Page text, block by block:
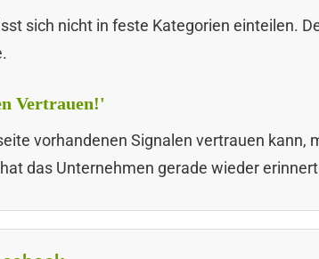
sich nicht in feste Kategorien einteilen.
Vertrauen!'
vorhandenen Signalen vertrauen kann,
das Unternehmen gerade wieder